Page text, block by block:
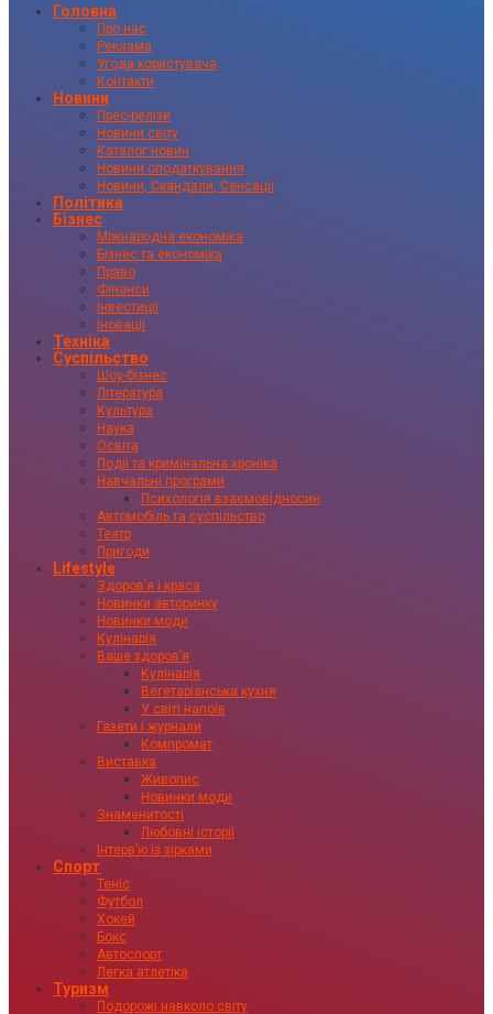
Головна
Про нас
Реклама
Угода користувача
Контакти
Новини
Прес-релізи
Новини світу
Каталог новин
Новини оподаткування
Новини, Скандали, Сенсації
Політика
Бізнес
Міжнародна економіка
Бізнес та економіка
Право
Фінанси
Інвестиції
Іновації
Техніка
Суспільство
Шоу-бізнес
Література
Культура
Наука
Освіта
Події та кримінальна хроніка
Навчальні програми
Психологія взаємовідносин
Автомобіль та суспільство
Театр
Пригоди
Lifestyle
Здоровʼя і краса
Новинки авторинку
Новинки моди
Кулінарія
Ваше здоровʼя
Кулінарія
Вегетаріанська кухня
У світі напоїв
Газети і журнали
Компромат
Виставка
Живопис
Новинки моди
Знаменитості
Любовні історії
Інтервʼю із зірками
Спорт
Теніс
Футбол
Хокей
Бокс
Автоспорт
Легка атлетіка
Туризм
Подорожі навколо світу